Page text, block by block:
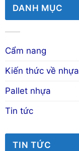
DANH MỤC
Cẩm nang
Kiến thức về nhựa
Pallet nhựa
Tin tức
TIN TỨC